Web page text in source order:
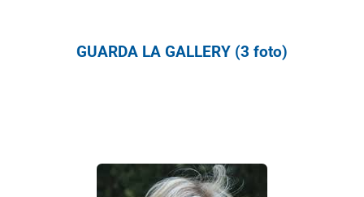
GUARDA LA GALLERY (3 foto)